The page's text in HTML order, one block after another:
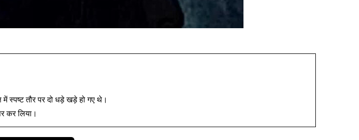
स्पष्ट तौर पर दो धड़े खड़े हो गए थे।
कर लिया।